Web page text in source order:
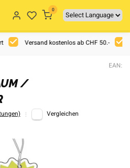
0
Versand kostenlos ab CHF 50.-
EAN:
/
Vergleichen